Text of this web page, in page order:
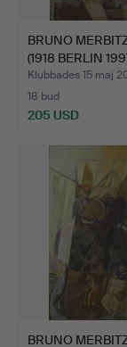
BRUNO
(1918 BERLIN
Klubbades 15 maj
18 bud
205 USD
BRUNO